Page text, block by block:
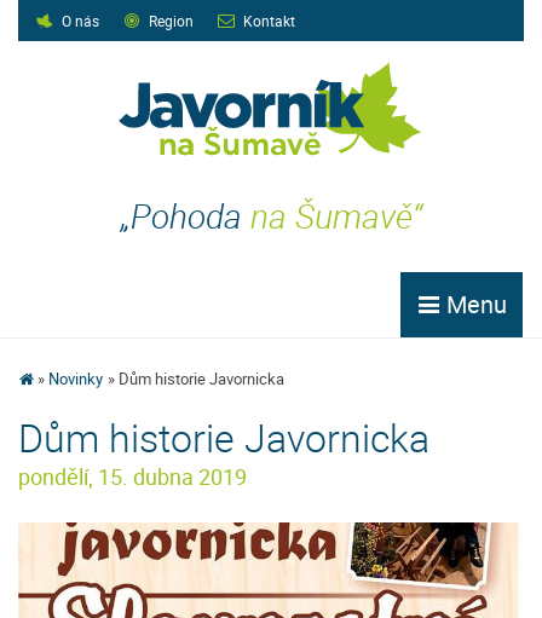
O nás Region Kontakt
„Pohoda na Šumavě“
Menu
Novinky Dům historie Javornicka
Dům historie Javornicka
pondělí, 15. dubna 2019